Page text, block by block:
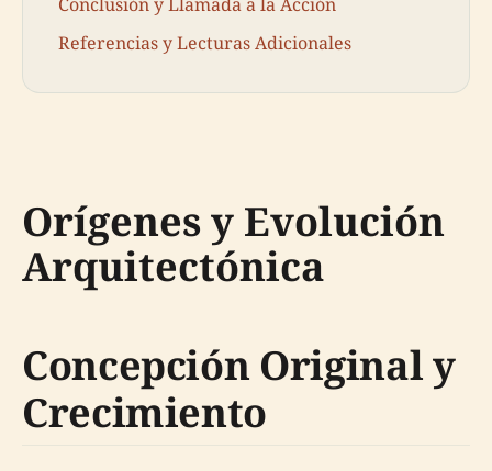
Referencias y Lecturas Adicionales
Orígenes y Evolución
Arquitectónica
Concepción Original y
Crecimiento